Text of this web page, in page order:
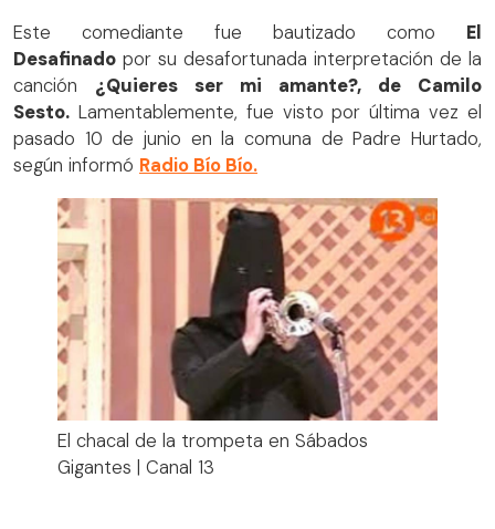
Este comediante fue bautizado como El
Desafinado por su desafortunada interpretación de la
canción ¿Quieres ser mi amante?, de Camilo
Sesto. Lamentablemente, fue visto por última vez el
pasado 10 de junio en la comuna de Padre Hurtado,
según informó Radio Bío Bío.
El chacal de la trompeta en Sábados
Gigantes | Canal 13